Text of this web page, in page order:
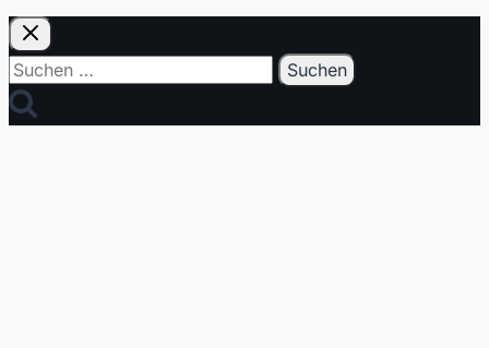
Suchen
nach: